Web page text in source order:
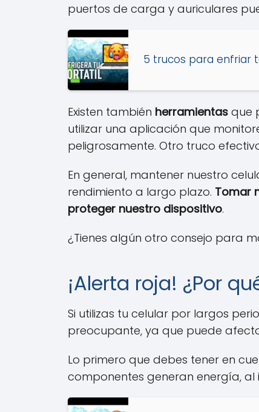
puertos de carga y auriculares
5 trucos para enfriar
Existen también herramientas que
utilizar una aplicación que
peligrosamente. Otro truco
En general, mantener nuestro
rendimiento a largo plazo. Tomar
proteger nuestro dispositivo.
¿Tienes algún otro consejo para
¡Alerta roja! ¿Por
Si utilizas tu celular por largos
preocupante, ya que puede
Lo primero que debes tener en
componentes generan energía,